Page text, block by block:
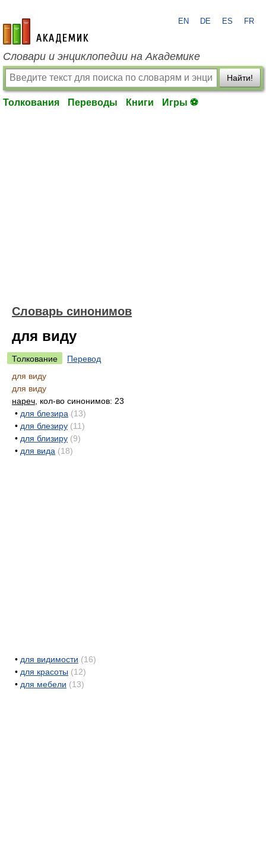
academic.ru
EN DE ES FR
Словари и энциклопедии на Академике
Найти!
Толкования Переводы Книги Игры ⚽
Словарь синонимов
для виду
Толкование
Перевод
для виду
для виду
нареч , кол-во синонимов: 23
• для блезира (13)
• для блезиру (11)
• для близиру (9)
• для вида (18)
• для видимости (16)
• для красоты (12)
• для мебели (13)